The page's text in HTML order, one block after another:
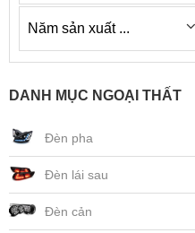
DANH MỤC NGOẠI THẤT
Đèn pha
Đèn lái sau
Đèn cản